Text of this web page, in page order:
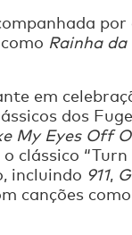
por
Rainha da
em
dos
My Eyes Off
clássico
incluindo 911,
canções como